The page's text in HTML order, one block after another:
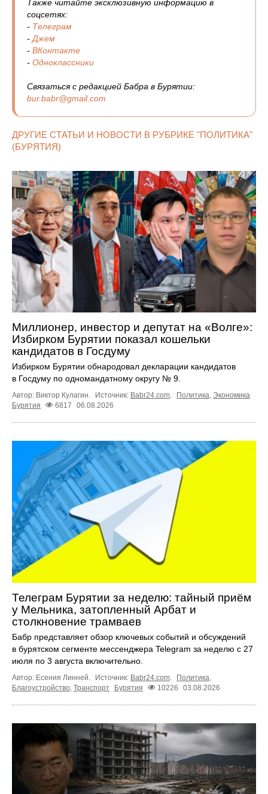
Также читайте эксклюзивную информацию в
соцсетях:
- Телеграм
- Джем
- ВКонтакте
- Одноклассники
Связаться с редакцией Бабра в Бурятии:
bur.babr@gmail.com
ДРУГИЕ СТАТЬИ И НОВОСТИ В РУБРИКЕ "ПОЛИТИКА"
(БУРЯТИЯ)
Миллионер, инвестор и депутат на «Волге»:
Избирком Бурятии показал кошельки
кандидатов в Госдуму
Избирком Бурятии обнародовал декларации кандидатов
в Госдуму по одномандатному округу № 9.
Автор: Виктор Кулагин. Источник: Babr24.com. Политика, Экономика
Бурятия
6817 06.08.2026
Телеграм Бурятии за неделю: тайный приём
у Мельника, затопленный Арбат и
столкновение трамваев
Бабр представляет обзор ключевых событий и обсуждений
в бурятском сегменте мессенджера Telegram за неделю с 27
июля по 3 августа включительно.
Автор: Есения Линней. Источник: Babr24.com. Политика,
Благоустройство, Транспорт Бурятия 10226 03.08.2026